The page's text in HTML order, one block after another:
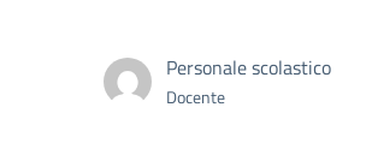
Personale scolastico
Docente